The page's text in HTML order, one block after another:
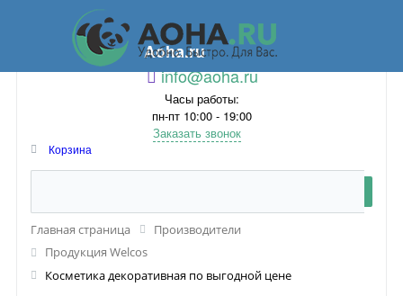
Aoha.ru
info@aoha.ru
Часы работы:
пн-пт 10:00 - 19:00
Заказать звонок
Корзина
Главная страница
Производители
Продукция Welcos
Косметика декоративная по выгодной цене